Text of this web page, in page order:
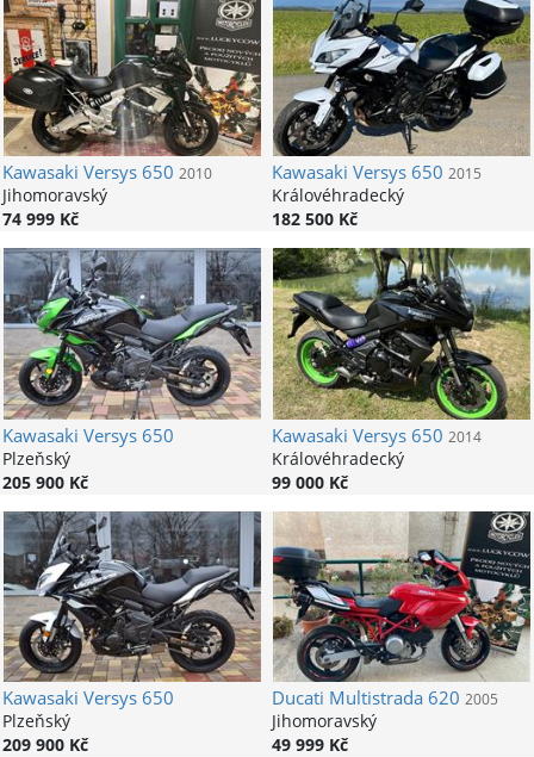
Kawasaki Versys 650 2010
Jihomoravský
74 999 Kč
Kawasaki Versys 650 2015
Královéhradecký
182 500 Kč
Kawasaki Versys 650
Plzeňský
205 900 Kč
Kawasaki Versys 650 2014
Královéhradecký
99 000 Kč
Kawasaki Versys 650
Plzeňský
209 900 Kč
Ducati Multistrada 620 2005
Jihomoravský
49 999 Kč